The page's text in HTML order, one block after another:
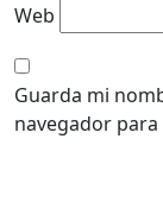
Web
Guarda mi
navegador